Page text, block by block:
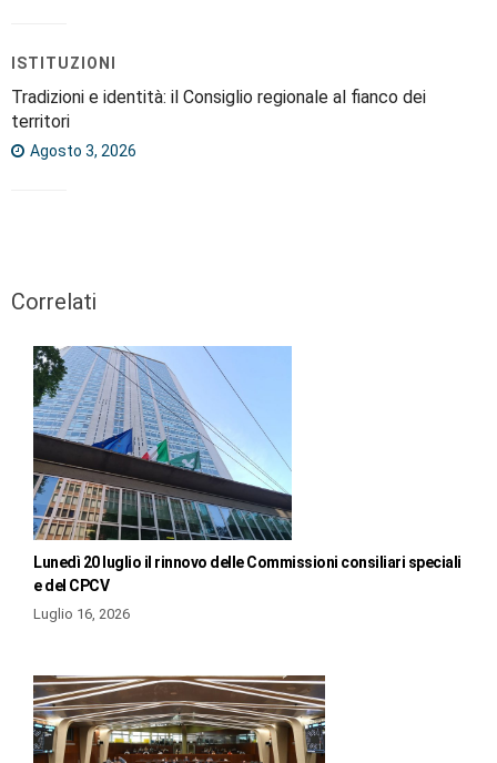
ISTITUZIONI
Tradizioni e identità: il Consiglio regionale al fianco dei
territori
Agosto 3, 2026
Correlati
Lunedì 20 luglio il rinnovo delle Commissioni consiliari speciali
e del CPCV
Luglio 16, 2026